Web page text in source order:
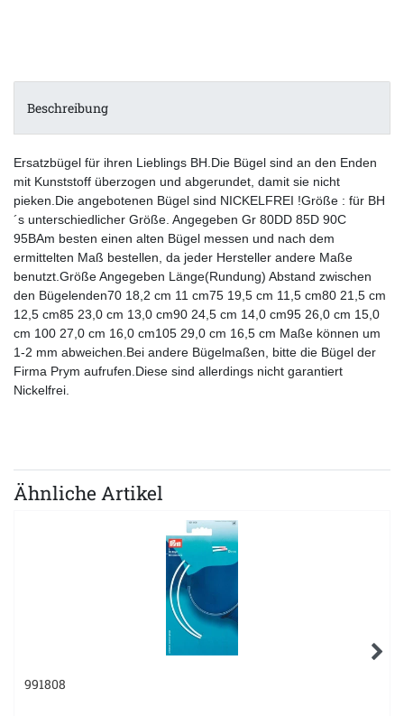
Beschreibung
Ersatzbügel für ihren Lieblings BH.Die Bügel sind an den Enden
mit Kunststoff überzogen und abgerundet, damit sie nicht
pieken.Die angebotenen Bügel sind NICKELFREI !Größe : für BH
´s unterschiedlicher Größe. Angegeben Gr 80DD 85D 90C
95BAm besten einen alten Bügel messen und nach dem
ermittelten Maß bestellen, da jeder Hersteller andere Maße
benutzt.Größe Angegeben Länge(Rundung) Abstand zwischen
den Bügelenden70 18,2 cm 11 cm75 19,5 cm 11,5 cm80 21,5 cm
12,5 cm85 23,0 cm 13,0 cm90 24,5 cm 14,0 cm95 26,0 cm 15,0
cm 100 27,0 cm 16,0 cm105 29,0 cm 16,5 cm Maße können um
1-2 mm abweichen.Bei andere Bügelmaßen, bitte die Bügel der
Firma Prym aufrufen.Diese sind allerdings nicht garantiert
Nickelfrei.
Ähnliche Artikel
991808